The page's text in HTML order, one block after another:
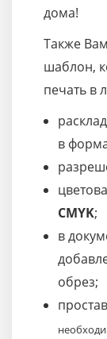
дома!
Также
шаблон,
печать в
в
CMYK;
в
обрез;